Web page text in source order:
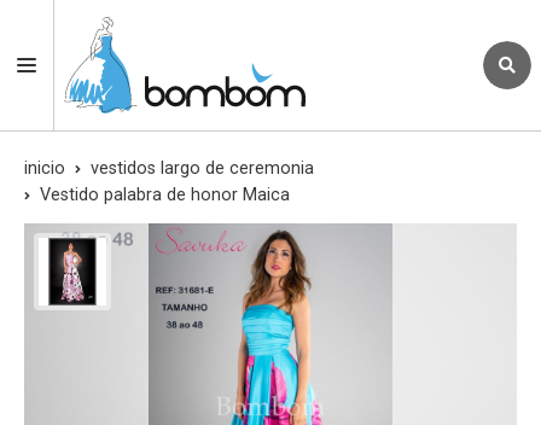
inicio
vestidos largo de ceremonia
Vestido palabra de honor Maica